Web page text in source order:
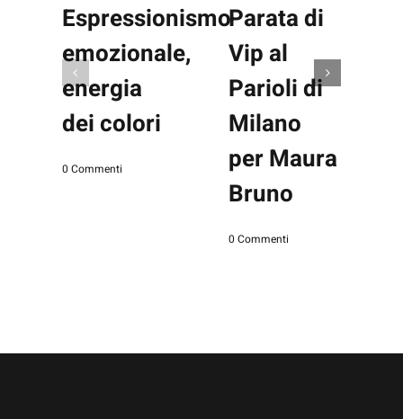
Espressionismo
emozionale,
energia
dei colori
0 Commenti
Parata di
Vip al
Parioli di
Milano
per Maura
Bruno
0 Commenti